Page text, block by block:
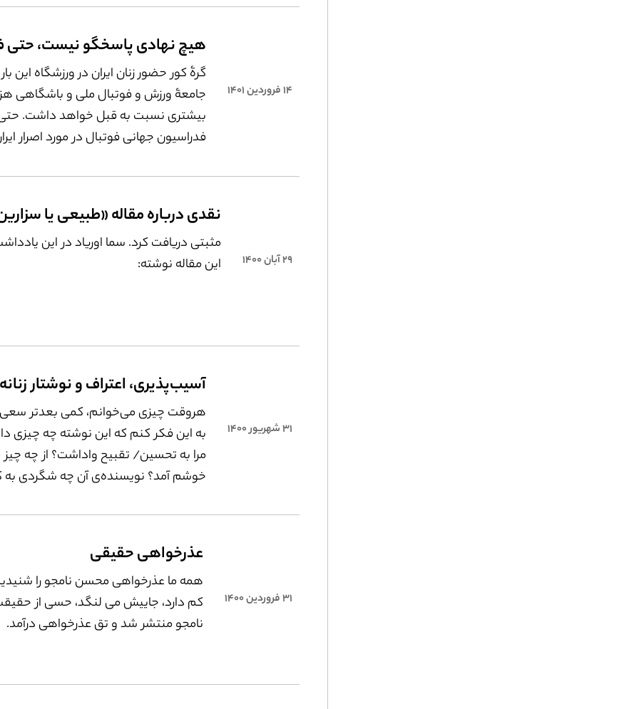
و اکنونِ ما جاری است می‌نگرد.
۱۴ فروردین ۱۴۰۱
هیچ نهادی پاسخگو نیست، حتی
گرۀ کور حضور زنان ایران در ورزشگاه این
جامعۀ ورزش و فوتبال ملی و باشگاهی
بیشتری نسبت به قبل خواهد داشت. حتی
فدراسیون جهانی فوتبال در مورد اصرار
مرد و یا بدون تماشاگر زن و مرد مسامحه
اتفاقات ورزشگاه مشهد دست‌کم در داخل
بازتاب گسترده‌ای داشته که به نظر
راحتی‌ها گریبان مدیران فوتبال و حتی
رها نکند.
۲۹ آبان ۱۴۰۰
مثبتی دریافت کرد. سما اوریاد در این
این مقاله نوشته:
۳۱ شهریور ۱۴۰۰
آسیب‌پذیری، اعتراف و نوشتار زنانه
هروقت چیزی می‌خوانم، کمی بعدتر
به این فکر ‌کنم که این نوشته چه چیزی
مرا به تحسین/ تقبیح واداشت؟ از چه
خوشم آمد؟ نویسنده‌‌ی آن چه شگردی به
که حول نویسنده‌اش وجود دارد؟ چقدر
نقدها و تمجید‌هایی هستم که پیشتر به
خورده؟‌ آیا نظری که راجع به متن دارم برای
است یا می‌خواهم آن را به گوش
برسانم؟
۳۱ فروردین ۱۴۰۰
عذرخواهی حقیقی
همه ما عذرخواهی محسن نامجو را
کم دارد، جاییش می لنگد، حسی از
نامجو منتشر شد و تق عذرخواهی درآمد.